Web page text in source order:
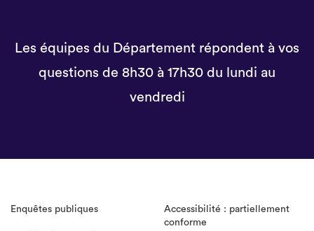
Les équipes du Département répondent à vos
questions de 8h30 à 17h30 du lundi au
vendredi
Enquêtes publiques
Accessibilité : partiellement
conforme